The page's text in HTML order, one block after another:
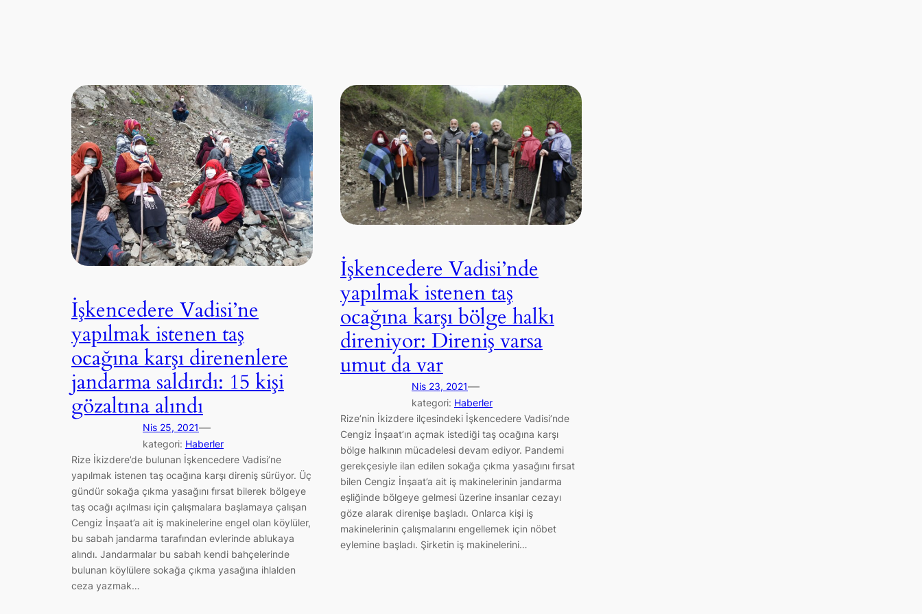
İşkencedere Vadisi’ne
yapılmak istenen taş
ocağına karşı direnenlere
jandarma saldırdı: 15 kişi
gözaltına alındı
Nis 25, 2021—
kategori: Haberler
Rize İkizdere’de bulunan İşkencedere Vadisi’ne
yapılmak istenen taş ocağına karşı direniş sürüyor. Üç
gündür sokağa çıkma yasağını fırsat bilerek bölgeye
taş ocağı açılması için çalışmalara başlamaya çalışan
Cengiz İnşaat’a ait iş makinelerine engel olan köylüler,
bu sabah jandarma tarafından evlerinde ablukaya
alındı. Jandarmalar bu sabah kendi bahçelerinde
bulunan köylülere sokağa çıkma yasağına ihlalden
ceza yazmak…
İşkencedere Vadisi’nde
yapılmak istenen taş
ocağına karşı bölge halkı
direniyor: Direniş varsa
umut da var
Nis 23, 2021—
kategori: Haberler
Rize’nin İkizdere ilçesindeki İşkencedere Vadisi’nde
Cengiz İnşaat’ın açmak istediği taş ocağına karşı
bölge halkının mücadelesi devam ediyor. Pandemi
gerekçesiyle ilan edilen sokağa çıkma yasağını fırsat
bilen Cengiz İnşaat’a ait iş makinelerinin jandarma
eşliğinde bölgeye gelmesi üzerine insanlar cezayı
göze alarak direnişe başladı. Onlarca kişi iş
makinelerinin çalışmalarını engellemek için nöbet
eylemine başladı. Şirketin iş makinelerini…